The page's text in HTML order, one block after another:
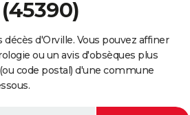
d'Orville. Vous pouvez affiner
ou un avis d'obsèques plus
code postal) d'une commune